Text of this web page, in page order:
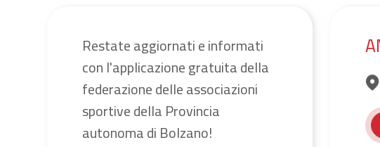
Restate aggiornati e informati
con l'applicazione gratuita della
federazione delle associazioni
sportive della Provincia
autonoma di Bolzano!